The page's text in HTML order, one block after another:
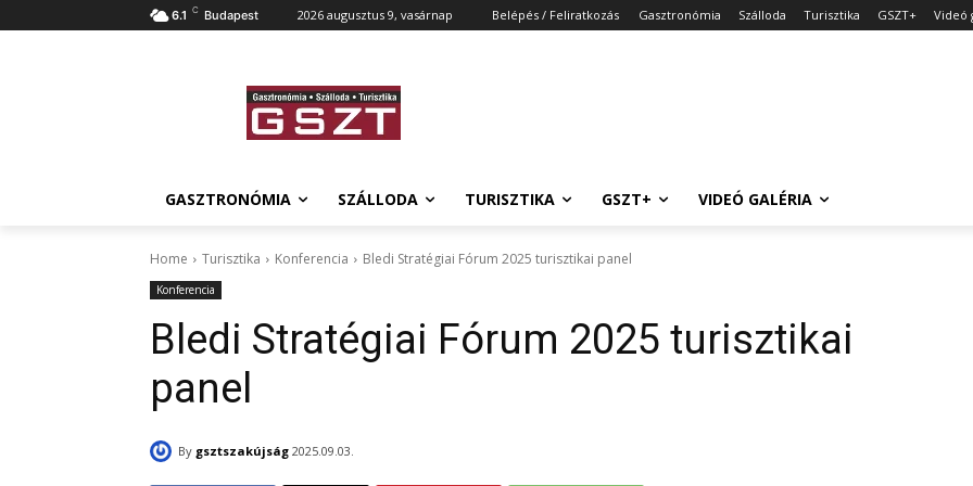
6.1 C Budapest 2026 augusztus 9, vasárnap Belépés / Feliratkozás Gasztronómia Szálloda Turisztika GSZT+ Videó
GASZTRONÓMIA SZÁLLODA TURISZTIKA GSZT+ VIDEÓ GALÉRIA
Home Turisztika Konferencia Bledi Stratégiai Fórum 2025 turisztikai panel
Konferencia
Bledi Stratégiai Fórum 2025 turisztikai
panel
By gsztszakújság 2025.09.03.